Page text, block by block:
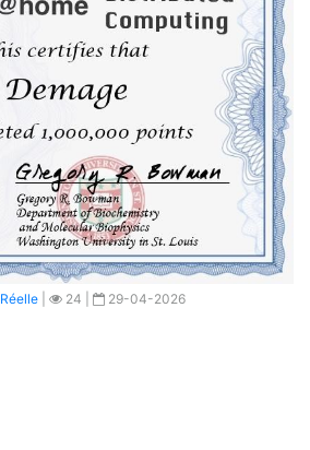
| 24 | 29-04-2026